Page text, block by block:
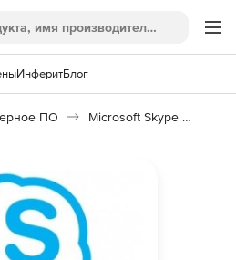
ИнферитБлог
ПО Microsoft Skype for Business CAL